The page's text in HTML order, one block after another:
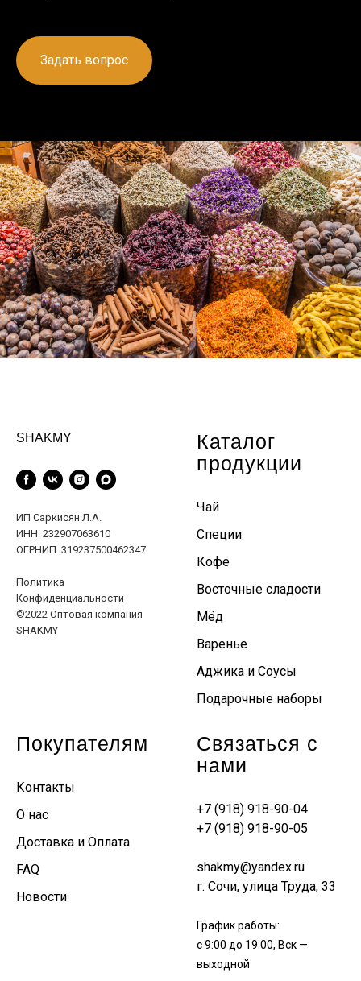
Задать вопрос
SHAKMY
ИП Саркисян Л.А.
ИНН: 232907063610
ОГРНИП: 319237500462347
Политика
Конфиденциальности
©2022 Оптовая компания
SHAKMY
Каталог
продукции
Чай
Специи
Кофе
Восточные сладости
Мёд
Варенье
Аджика и Соусы
Подарочные наборы
Покупателям
Контакты
О нас
Доставка и Оплата
FAQ
Новости
Связаться с
нами
+7 (918) 918-90-04
+7 (918) 918-90-05
shakmy@yandex.ru
г. Сочи, улица Труда, 33
График работы:
с 9:00 до 19:00, Вск —
выходной